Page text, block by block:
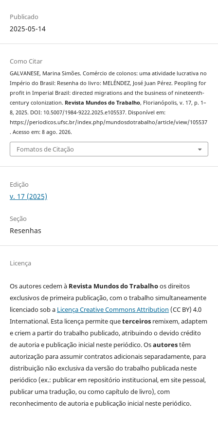
Publicado
2025-05-14
Como Citar
GALVANESE, Marina Simões. Comércio de colonos: uma atividade lucrativa no
Império do Brasil: Resenha do livro: MELÉNDEZ, José Juan Pérez. Peopling for
profit in Imperial Brazil: directed migrations and the business of nineteenth-
century colonization. Revista Mundos do Trabalho, Florianópolis, v. 17, p. 1–
8, 2025. DOI: 10.5007/1984-9222.2025.e105537. Disponível em:
https://periodicos.ufsc.br/index.php/mundosdotrabalho/article/view/105537
. Acesso em: 8 ago. 2026.
Fomatos de Citação
Edição
v. 17 (2025)
Seção
Resenhas
Licença
Os autores cedem à Revista Mundos do Trabalhoos direitos
exclusivos de primeira publicação, com o trabalho simultaneamente
licenciado sob a Licença Creative Commons Attribution (CC BY) 4.0
International. Esta licença permite queterceirosremixem, adaptem
e criem a partir do trabalho publicado, atribuindo o devido crédito
de autoria e publicação inicial neste periódico. Osautorestêm
autorização para assumir contratos adicionais separadamente, para
distribuição não exclusiva da versão do trabalho publicada neste
periódico (ex.: publicar em repositório institucional, em site pessoal,
publicar uma tradução, ou como capítulo de livro), com
reconhecimento de autoria e publicação inicial neste periódico.